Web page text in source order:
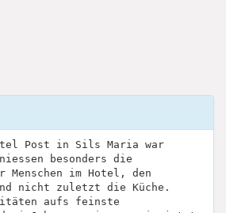
Post in Sils Maria war
besonders die
im Hotel, den
nicht zuletzt die Küche.
aufs feinste